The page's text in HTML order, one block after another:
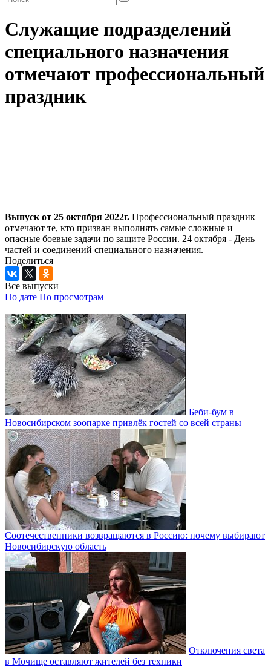
Служащие подразделений
специального назначения
отмечают профессиональный
праздник
Выпуск от 25 октября 2022г. Профессиональный праздник
отмечают те, кто призван выполнять самые сложные и
опасные боевые задачи по защите России. 24 октября - День
частей и соединений специального назначения.
Поделиться
Все выпуски
По дате По просмотрам
Беби-бум в
Новосибирском зоопарке привлёк гостей со всей страны
Соотечественники возвращаются в Россию: почему выбирают
Новосибирскую область
Отключения света
в Мочище оставляют жителей без техники